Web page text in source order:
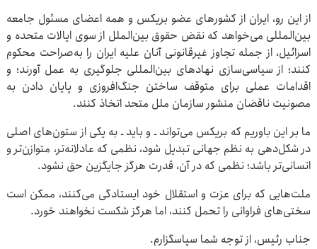
از این رو، ایران از کشورهای عضو بریکس و همه اعضای مسئول جامعه
بین‌المللی می‌خواهد که نقض حقوق بین‌الملل از سوی ایالات متحده و
اسرائیل، از جمله تجاوز غیرقانونی آنان علیه ایران را به‌صراحت محکوم
کنند؛ از سیاسی‌سازی نهادهای بین‌المللی جلوگیری به عمل آورند؛ و
اقدامات عملی برای متوقف ساختن جنگ‌افروزی و پایان دادن به
مصونیت ناقضان منشور سازمان ملل متحد اتخاذ کنند.
ما بر این باوریم که بریکس می‌تواند ـ و باید ـ به یکی از ستون‌های اصلی
در شکل‌دهی به نظم جهانی تبدیل شود، نظمی که عادلانه‌تر، متوازن‌تر و
انسانی‌تر باشد؛ نظمی که در آن، قدرت هرگز جایگزین حق نشود.
ملت‌هایی که برای عزت و استقلال خود ایستادگی می‌کنند، ممکن است
سختی‌های فراوانی را تحمل کنند، اما هرگز شکست نخواهند خورد.
جناب رئیس، از توجه شما سپاسگزارم.